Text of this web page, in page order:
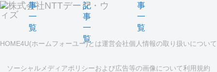
事
一
覧
記
事
一
覧
事
一
覧
HOME4U(ホームフォーユー)とは運営会社個人情報の取り扱いについて
ソーシャルメディアポリシーおよび広告等の画像について利用規約